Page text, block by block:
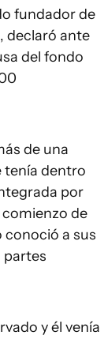
fundador de
, declaró ante
del fondo
de una
tenía dentro
por
comienzo de
a sus
partes
y él venía